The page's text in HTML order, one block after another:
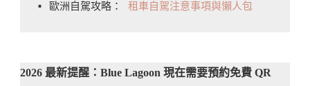
▪️ 歐洲自駕攻略： 租車自駕注意事項與懶人包
2026 最新提醒：Blue Lagoon 現在需要預約免費 QR